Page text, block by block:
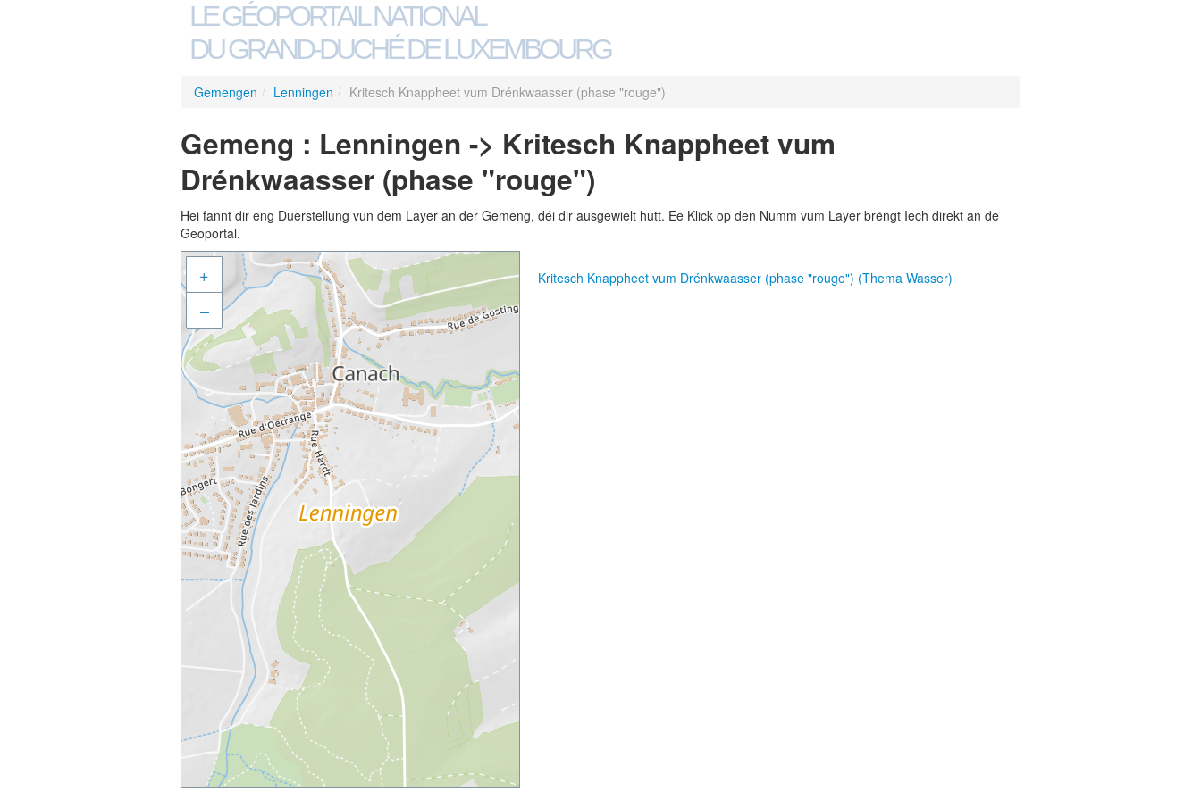
LE GÉOPORTAIL NATIONAL
DU GRAND-DUCHÉ DE LUXEMBOURG
Gemengen / Lenningen / Kritesch Knappheet vum Drénkwaasser (phase "rouge")
Gemeng : Lenningen -> Kritesch Knappheet vum
Drénkwaasser (phase "rouge")
Hei fannt dir eng Duerstellung vun dem Layer an der Gemeng, déi dir ausgewielt hutt. Ee Klick op den Numm vum Layer brëngt Iech direkt an de
Geoportal.
+
–
Kritesch Knappheet vum Drénkwaasser (phase "rouge") (Thema Wasser)